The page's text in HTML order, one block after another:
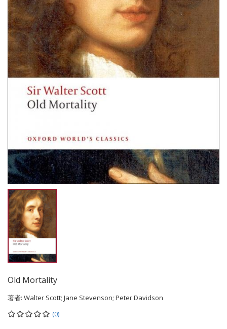
Old Mortality
著者: Walter Scott; Jane Stevenson; Peter Davidson
(0)